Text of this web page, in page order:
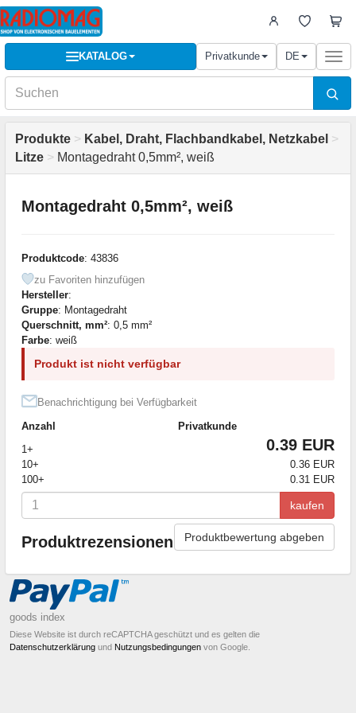
KATALOG Privatkunde DE
Produkte > Kabel, Draht, Flachbandkabel, Netzkabel >
Litze > Montagedraht 0,5mm², weiß
Montagedraht 0,5mm², weiß
Produktcode: 43836
zu Favoriten hinzufügen
Hersteller:
Gruppe: Montagedraht
Querschnitt, mm²: 0,5 mm²
Farbe: weiß
Produkt ist nicht verfügbar
Benachrichtigung bei Verfügbarkeit
Anzahl
Privatkunde
1+
0.39 EUR
10+
0.36 EUR
100+
0.31 EUR
kaufen
Produktrezensionen Produktbewertung abgeben
goods index
Diese Website ist durch reCAPTCHA geschützt und es gelten die
Datenschutzerklärung und Nutzungsbedingungen von Google.